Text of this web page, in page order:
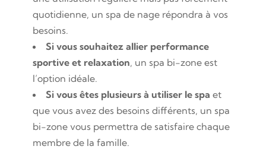
quotidienne, un spa de nage répondra à vos
besoins.
Si vous souhaitez allier performance
sportive et relaxation, un spa bi-zone est
l’option idéale.
Si vous êtes plusieurs à utiliser le spa et
que vous avez des besoins différents, un spa
bi-zone vous permettra de satisfaire chaque
membre de la famille.